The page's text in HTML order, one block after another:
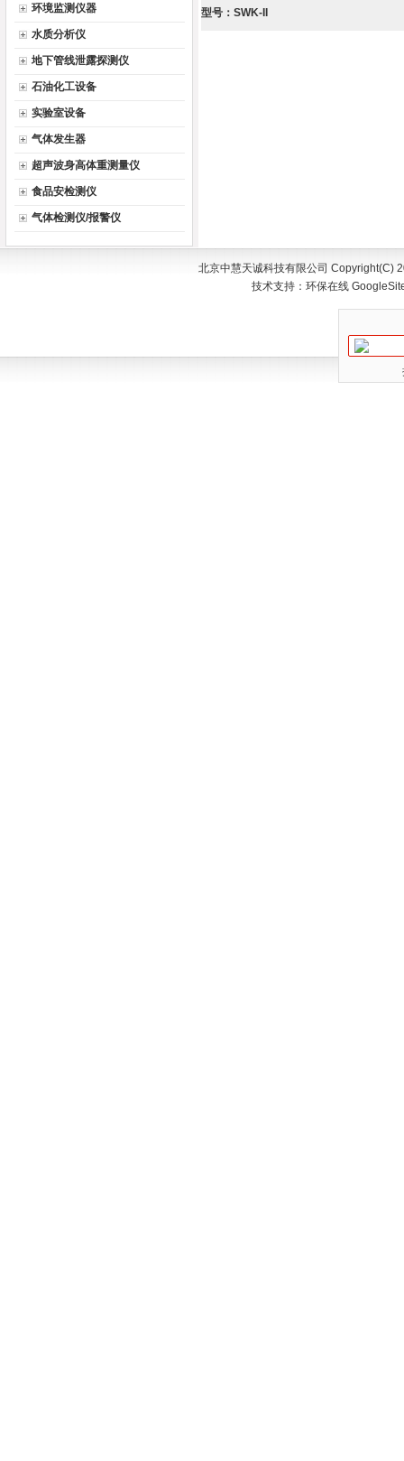
环境监测仪器
水质分析仪
地下管线泄露探测仪
石油化工设备
实验室设备
气体发生器
超声波身高体重测量仪
食品安检测仪
气体检测仪/报警仪
型号：SWK-II
北京中慧天诚科技有限公司
技术支持：环保在线